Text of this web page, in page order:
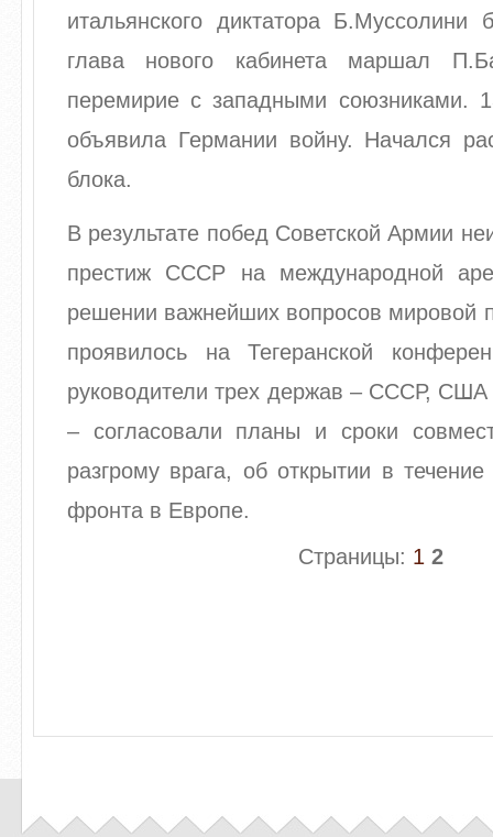
итальянского диктатора Б.Муссолини
глава нового кабинета маршал
перемирие с западными союзниками.
объявила Германии войну. Начался
блока.
В результате побед Советской Армии
престиж СССР на международной
решении важнейших вопросов мировой
проявилось на Тегеранской
руководители трех держав – СССР, США
– согласовали планы и сроки
разгрому врага, об открытии в
фронта в Европе.
Страницы: 1 2